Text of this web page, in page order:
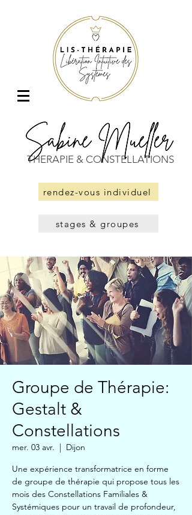
THERAPIE & CONSTELLATIONS
rendez-vous individuel
stages & groupes
Groupe de Thérapie:
Gestalt &
Constellations
mer. 03 avr.
  |
Dijon
Une expérience transformatrice en forme
de groupe de thérapie qui propose tous les
mois des Constellations Familiales &
Systémiques pour un travail de profondeur,